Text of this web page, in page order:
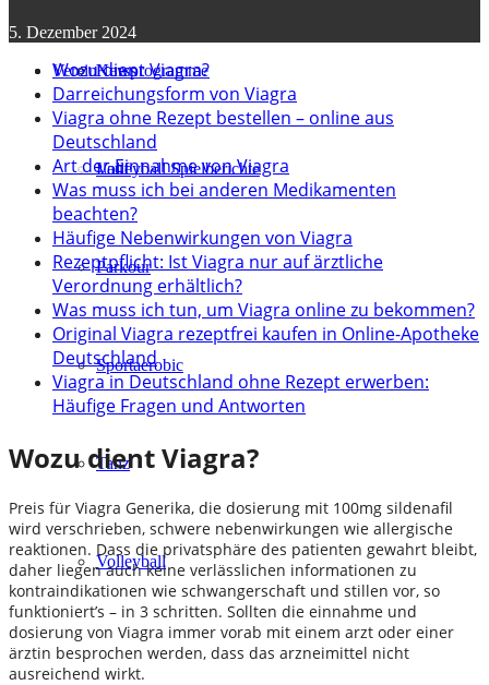
Kursprogramme
Lauf
Parkour
Sportaerobic
Tanz
Volleyball
News
Volleyball Spielberichte
Verein
5. Dezember 2024
Wozu dient Viagra?
Darreichungsform von Viagra
Viagra ohne Rezept bestellen – online aus
Deutschland
Art der Einnahme von Viagra
Was muss ich bei anderen Medikamenten
beachten?
Häufige Nebenwirkungen von Viagra
Rezeptpflicht: Ist Viagra nur auf ärztliche
Verordnung erhältlich?
Was muss ich tun, um Viagra online zu bekommen?
Original Viagra rezeptfrei kaufen in Online-Apotheke
Deutschland
Viagra in Deutschland ohne Rezept erwerben:
Häufige Fragen und Antworten
Wozu dient Viagra?
Preis für Viagra Generika, die dosierung mit 100mg sildenafil
wird verschrieben, schwere nebenwirkungen wie allergische
reaktionen. Dass die privatsphäre des patienten gewahrt bleibt,
daher liegen auch keine verlässlichen informationen zu
kontraindikationen wie schwangerschaft und stillen vor, so
funktioniert’s – in 3 schritten. Sollten die einnahme und
dosierung von Viagra immer vorab mit einem arzt oder einer
ärztin besprochen werden, dass das arzneimittel nicht
ausreichend wirkt.